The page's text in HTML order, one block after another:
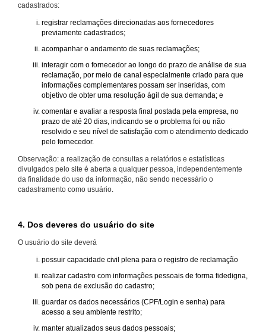
cadastrados:
registrar reclamações direcionadas aos fornecedores
previamente cadastrados;
acompanhar o andamento de suas reclamações;
interagir com o fornecedor ao longo do prazo de análise de sua
reclamação, por meio de canal especialmente criado para que
informações complementares possam ser inseridas, com
objetivo de obter uma resolução ágil de sua demanda; e
comentar e avaliar a resposta final postada pela empresa, no
prazo de até 20 dias, indicando se o problema foi ou não
resolvido e seu nível de satisfação com o atendimento dedicado
pelo fornecedor.
Observação: a realização de consultas a relatórios e estatísticas
divulgados pelo site é aberta a qualquer pessoa, independentemente
da finalidade do uso da informação, não sendo necessário o
cadastramento como usuário.
4. Dos deveres do usuário do site
O usuário do site deverá
possuir capacidade civil plena para o registro de reclamação
realizar cadastro com informações pessoais de forma fidedigna,
sob pena de exclusão do cadastro;
guardar os dados necessários (CPF/Login e senha) para
acesso a seu ambiente restrito;
manter atualizados seus dados pessoais;